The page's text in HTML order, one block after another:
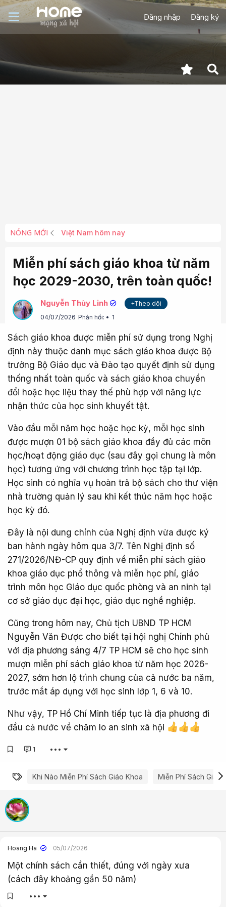
Đăng nhập Đăng ký
NÓNG MỚI Việt Nam hôm nay
Miễn phí sách giáo khoa từ năm
học 2029-2030, trên toàn quốc!
Nguyễn Thùy Linh
+Theo dõi
04/07/2026 Phản hồi: 1
Sách giáo khoa được miễn phí sử dụng trong Nghị
định này thuộc danh mục sách giáo khoa được Bộ
trưởng Bộ Giáo dục và Đào tạo quyết định sử dụng
thống nhất toàn quốc và sách giáo khoa chuyển
đổi hoặc học liệu thay thế phù hợp với năng lực
nhận thức của học sinh khuyết tật.
Vào đầu mỗi năm học hoặc học kỳ, mỗi học sinh
được mượn 01 bộ sách giáo khoa đầy đủ các môn
học/hoạt động giáo dục (sau đây gọi chung là môn
học) tương ứng với chương trình học tập tại lớp.
Học sinh có nghĩa vụ hoàn trả bộ sách cho thư viện
nhà trường quản lý sau khi kết thúc năm học hoặc
học kỳ đó.
Đây là nội dung chính của Nghị định vừa được ký
ban hành ngày hôm qua 3/7. Tên Nghị định số
271/2026/NĐ-CP quy định về miễn phí sách giáo
khoa giáo dục phổ thông và miễn học phí, giáo
trình môn học Giáo dục quốc phòng và an ninh tại
cơ sở giáo dục đại học, giáo dục nghề nghiệp.
Cũng trong hôm nay, Chủ tịch UBND TP HCM
Nguyễn Văn Được cho biết tại hội nghị Chính phủ
với địa phương sáng 4/7 TP HCM sẽ cho học sinh
mượn miễn phí sách giáo khoa từ năm học 2026-
2027, sớm hơn lộ trình chung của cả nước ba năm,
trước mắt áp dụng với học sinh lớp 1, 6 và 10.
Như vậy, TP Hồ Chí Minh tiếp tục là địa phương đi
đầu cả nước về chăm lo an sinh xã hội
1 •••
Từ khóa
Khi Nào Miễn Phí Sách Giáo Khoa Miễn Phí Sách Giáo
Hoang Ha 05/07/2026
Một chính sách cần thiết, đúng với ngày xưa
(cách đây khoảng gần 50 năm)
•••